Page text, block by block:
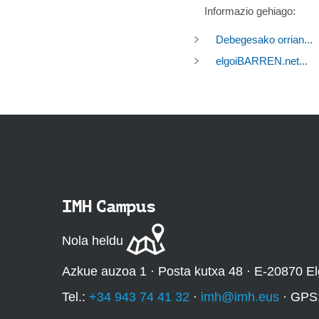
Informazio gehiago:
Debegesako orrian...
elgoiBARREN.net...
IMH Campus
Nola heldu
Azkue auzoa 1 · Posta kutxa 48 · E-20870
Tel.: +34 943 74 41 32 · imh@imh.eus ·